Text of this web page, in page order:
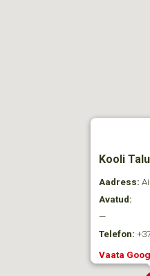
Kooli
Aadress:
Avatud:
—
Telefon:
Vaata